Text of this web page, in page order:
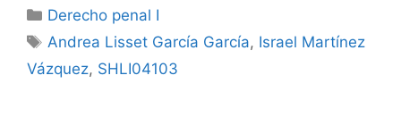
Categorías
Derecho penal I
Etiquetas
Andrea Lisset García García, Israel Martínez
Vázquez, SHLI04103